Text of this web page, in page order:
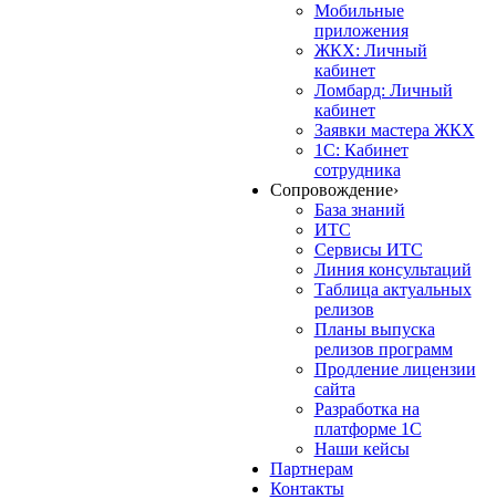
Мобильные
приложения
ЖКХ: Личный
кабинет
Ломбард: Личный
кабинет
Заявки мастера ЖКХ
1С: Кабинет
сотрудника
Сопровождение›
База знаний
ИТС
Сервисы ИТС
Линия консультаций
Таблица актуальных
релизов
Планы выпуска
релизов программ
Продление лицензии
сайта
Разработка на
платформе 1С
Наши кейсы
Партнерам
Контакты